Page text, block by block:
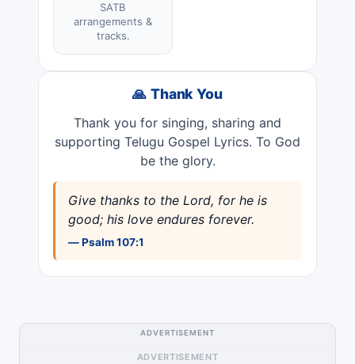
SATB
arrangements &
tracks.
🙏 Thank You
Thank you for singing, sharing and
supporting Telugu Gospel Lyrics. To God
be the glory.
Give thanks to the Lord, for he is
good; his love endures forever.
— Psalm 107:1
ADVERTISEMENT
ADVERTISEMENT